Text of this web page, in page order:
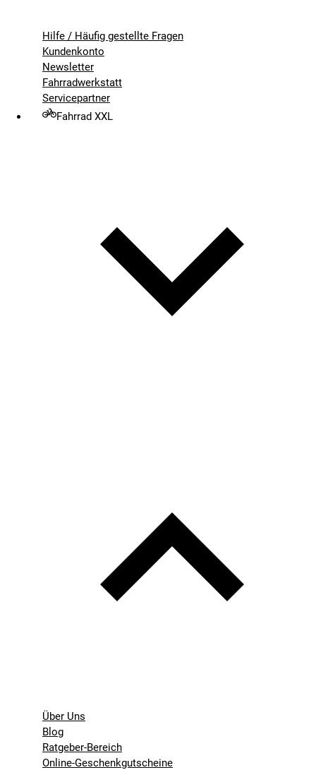
Hilfe / Häufig gestellte Fragen
Kundenkonto
Newsletter
Fahrradwerkstatt
Servicepartner
Fahrrad XXL
Über Uns
Blog
Ratgeber-Bereich
Online-Geschenkgutscheine